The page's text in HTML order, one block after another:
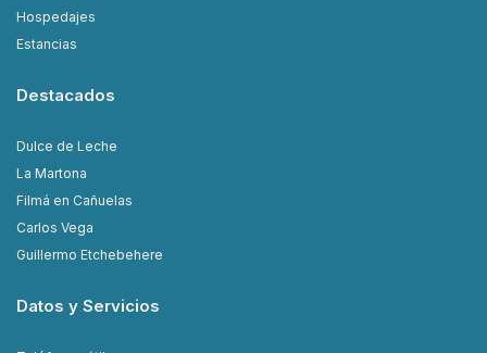
Hospedajes
Estancias
Destacados
Dulce de Leche
La Martona
Filmá en Cañuelas
Carlos Vega
Guillermo Etchebehere
Datos y Servicios